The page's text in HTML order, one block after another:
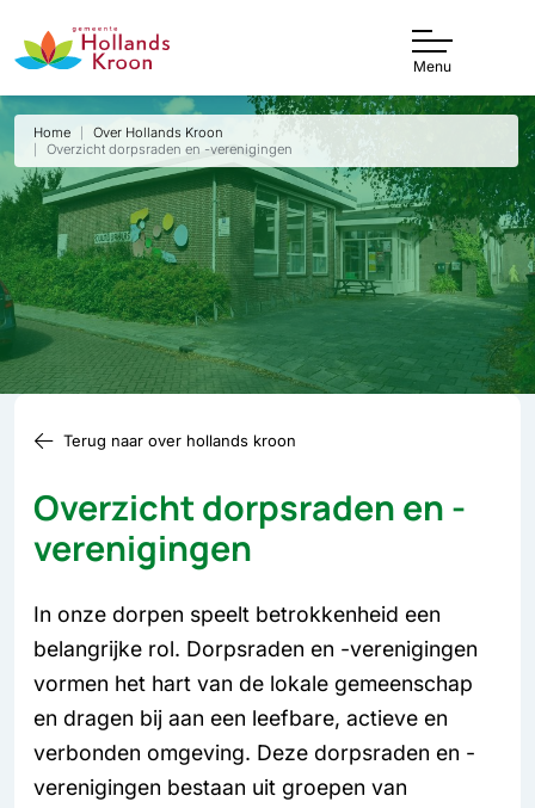
Menu
Home
Over Hollands Kroon
Overzicht dorpsraden en -verenigingen
Terug naar over hollands kroon
Overzicht dorpsraden en -
verenigingen
In onze dorpen speelt betrokkenheid een
belangrijke rol. Dorpsraden en -verenigingen
vormen het hart van de lokale gemeenschap
en dragen bij aan een leefbare, actieve en
verbonden omgeving. Deze dorpsraden en -
verenigingen bestaan uit groepen van